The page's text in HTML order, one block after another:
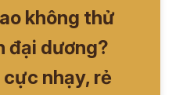
không thử
đại dương?
nhạy, rẻ